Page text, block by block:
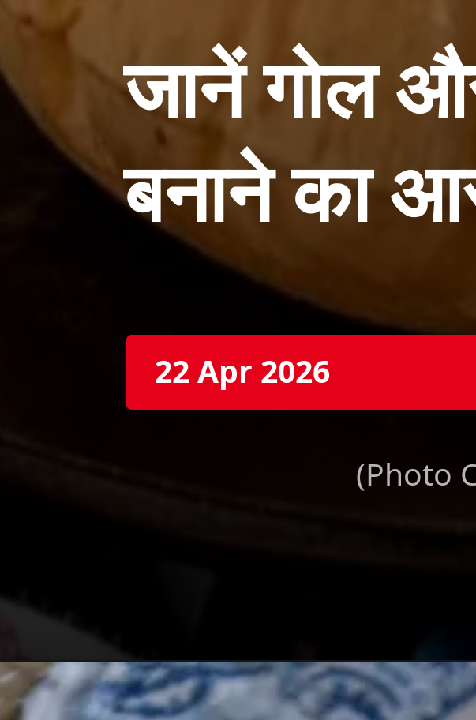
जानें गोल
बनाने का
22 Apr 2026
(Photo